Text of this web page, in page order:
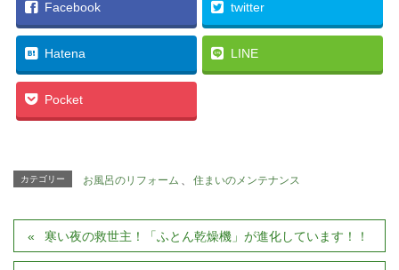
Facebook twitter
Hatena LINE
Pocket
カテゴリー お風呂のリフォーム 、 住まいのメンテナンス
寒い夜の救世主！「ふとん乾燥機」が進化しています！！